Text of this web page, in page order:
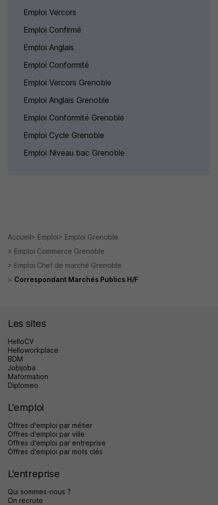
Emploi Vercors
Emploi Confirmé
Emploi Anglais
Emploi Conformité
Emploi Vercors Grenoble
Emploi Anglais Grenoble
Emploi Conformité Grenoble
Emploi Cycle Grenoble
Emploi Niveau bac Grenoble
Accueil Emploi
Emploi Grenoble
Emploi Commerce Grenoble
Emploi Chef de marché Grenoble
Correspondant Marchés Publics H/F
Les sites
HelloCV
Helloworkplace
BDM
Jobijoba
Maformation
Diplomeo
L'emploi
Offres d'emploi par métier
Offres d'emploi par ville
Offres d'emploi par entreprise
Offres d'emploi par mots clés
L'entreprise
Qui sommes-nous ?
On recrute